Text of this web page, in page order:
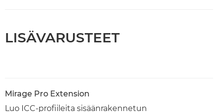
LISÄVARUSTEET
Mirage Pro Extension
Luo ICC-profiileita sisäänrakennetun